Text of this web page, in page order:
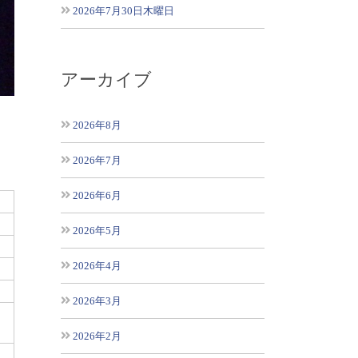
2026年7月30日木曜日
アーカイブ
2026年8月
2026年7月
2026年6月
2026年5月
2026年4月
2026年3月
2026年2月